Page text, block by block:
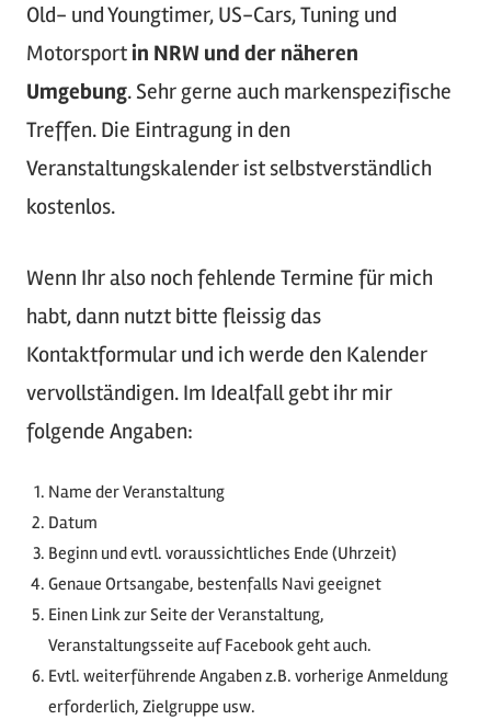
Old- und Youngtimer, US-Cars, Tuning und
Motorsportin NRW und der näheren
Umgebung. Sehr gerne auch markenspezifische
Treffen. Die Eintragung in den
Veranstaltungskalender ist selbstverständlich
kostenlos.
Wenn Ihr also noch fehlende Termine für mich
habt, dann nutzt bitte fleissig das
Kontaktformular und ich werde den Kalender
vervollständigen. Im Idealfall gebt ihr mir
folgende Angaben:
Name der Veranstaltung
Datum
Beginn und evtl. voraussichtliches Ende (Uhrzeit)
Genaue Ortsangabe, bestenfalls Navi geeignet
Einen Link zur Seite der Veranstaltung,
Veranstaltungsseite auf Facebook geht auch.
Evtl. weiterführende Angaben z.B. vorherige Anmeldung
erforderlich, Zielgruppe usw.